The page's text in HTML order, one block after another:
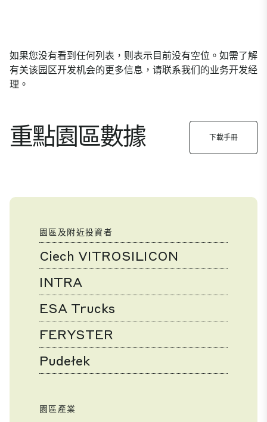
如果您没有看到任何列表，则表示目前没有空位。如需了解
有关该园区开发机会的更多信息，请联系我们的业务开发经
理。
重點園區數據 下載手冊
園區及附近投資者
Ciech VITROSILICON
INTRA
ESA Trucks
FERYSTER
Pudełek
園區產業